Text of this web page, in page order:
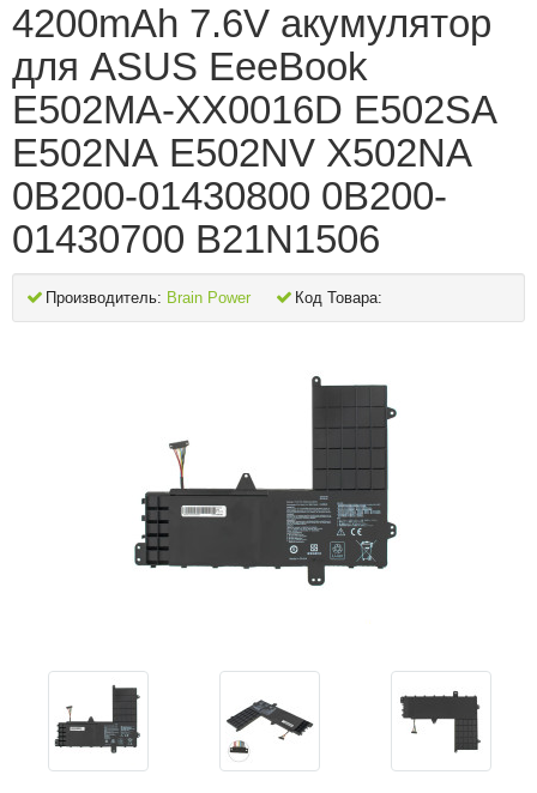
4200mAh 7.6V акумулятор
для ASUS EeeBook
E502MA-XX0016D E502SA
E502NA E502NV X502NA
0B200-01430800 0B200-
01430700 B21N1506
Производитель: Brain Power Код Товара: